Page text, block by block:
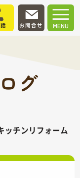
MENU
お問合せ
グ
チンリフォーム